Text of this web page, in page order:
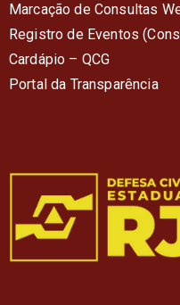
Marcação de Consultas
Registro de Eventos
Cardápio – QCG
Portal da Transparência